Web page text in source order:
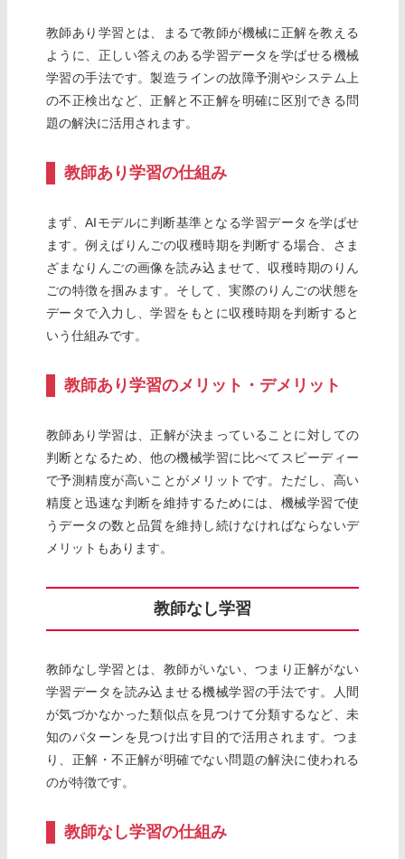
教師あり学習とは、まるで教師が機械に正解を教える
ように、正しい答えのある学習データを学ばせる機械
学習の手法です。製造ラインの故障予測やシステム上
の不正検出など、正解と不正解を明確に区別できる問
題の解決に活用されます。
教師あり学習の仕組み
まず、AIモデルに判断基準となる学習データを学ばせ
ます。例えばりんごの収穫時期を判断する場合、さま
ざまなりんごの画像を読み込ませて、収穫時期のりん
ごの特徴を掴みます。そして、実際のりんごの状態を
データで入力し、学習をもとに収穫時期を判断すると
いう仕組みです。
教師あり学習のメリット・デメリット
教師あり学習は、正解が決まっていることに対しての
判断となるため、他の機械学習に比べてスピーディー
で予測精度が高いことがメリットです。ただし、高い
精度と迅速な判断を維持するためには、機械学習で使
うデータの数と品質を維持し続けなければならないデ
メリットもあります。
教師なし学習
教師なし学習とは、教師がいない、つまり正解がない
学習データを読み込ませる機械学習の手法です。人間
が気づかなかった類似点を見つけて分類するなど、未
知のパターンを見つけ出す目的で活用されます。つま
り、正解・不正解が明確でない問題の解決に使われる
のが特徴です。
教師なし学習の仕組み